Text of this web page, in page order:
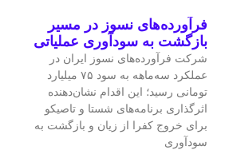
فرآورده‌های نسوز در مسیر
بازگشت به سودآوری عملیاتی
شرکت فرآورده‌های نسوز ایران در
عملکرد سه‌ماهه به سود ۷۵ میلیارد
تومانی رسید؛ این اقدام نشان‌دهنده
اثرگذاری برنامه‌های شستا و تاصیکو
برای خروج کفرا از زیان و بازگشت به
سودآوری